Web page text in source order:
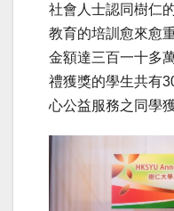
社會人士認同樹仁
教育的培訓愈來愈
金額達三百一十多
禮獲獎的學生共有
心公益服務之同學獲